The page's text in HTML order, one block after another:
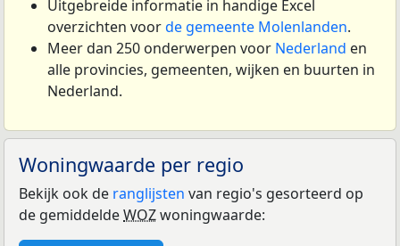
Uitgebreide informatie in handige Excel
overzichten voorde gemeente Molenlanden.
Meer dan 250 onderwerpen voor Nederland en
alle provincies, gemeenten, wijken en buurten in
Nederland.
Woningwaarde per regio
Bekijk ook de ranglijsten van regio's gesorteerd op
de gemiddeldeWOZwoningwaarde: